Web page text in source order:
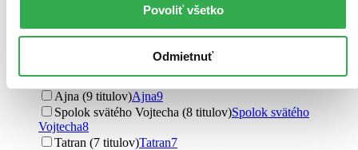
Povoliť všetko
Odmietnuť
Postoj Media (11 titulov)Postoj Media
Valentýna Lymarenko-Novodarská - Zvonící cedry (11
Valentýna Lymarenko-Novodarská - Zvonící cedry
Fortuna Libri (9 titulov)Fortuna Libri
Nové mesto (9 titulov)Nové mesto9
Ajna (9 titulov)Ajna9
Spolok svätého Vojtecha (8 titulov)Spolok svätého
Vojtecha8
Tatran (7 titulov)Tatran7